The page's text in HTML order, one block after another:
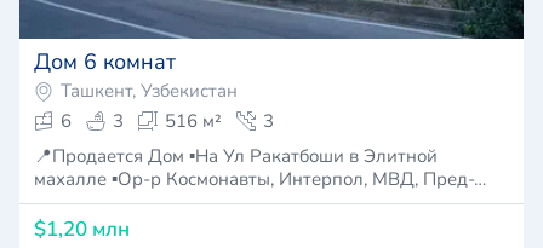
Дом 6 комнат
Ташкент, Узбекистан
6
3 516 м²
3
📍Продается Дом ▪️На Ул Ракатбоши в Элитной
махалле ▪️Ор-р Космонавты, Интерпол, МВД, Пред-…
$1,20 млн